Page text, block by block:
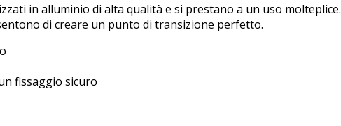
in alluminio di alta qualità e si prestano a un uso molteplice.
di creare un punto di transizione perfetto.
fissaggio sicuro